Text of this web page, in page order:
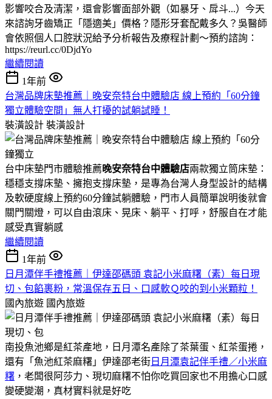
影響咬合及清潔，還會影響面部外觀（如暴牙、戽斗...）今天
來諮詢牙齒矯正「隱適美」價格？隱形牙套配戴多久？吳醫師
會依照個人口腔狀況給予分析報告及療程計劃～預約諮詢：
https://reurl.cc/0DjdYo
繼續閱讀
1年前
台灣品牌床墊推薦｜晚安奈特台中體驗店 線上預約「60分鐘
獨立體驗空間」無人打擾的試躺試睡！
裝潢設計 裝潢設計
台中床墊門市體驗推薦 晚安奈特台中體驗店兩款獨立筒床墊：
穩穩支撐床墊、擁抱支撐床墊，是專為台灣人身型設計的結構
及軟硬度線上預約60分鐘試躺體驗，門市人員簡單說明後就會
關門關燈，可以自由滾床、晃床、躺平、打呼，舒服自在才能
感受真實躺感
繼續閱讀
1年前
日月潭伴手禮推薦｜伊達邵碼頭 袁記小米麻糬（素）每日現
切、包餡裹粉，常溫保存五日、口感軟Ｑ咬的到小米顆粒！
國內旅遊 國內旅遊
南投魚池鄉是紅茶產地，日月潭名產除了茶葉蛋、紅茶蛋捲，
還有「魚池紅茶麻糬」伊達邵老街 日月潭袁記伴手禮／小米麻
糬 ，老闆很阿莎力、現切麻糬不怕你吃買回家也不用擔心口感
變硬變潮，真材實料就是好吃